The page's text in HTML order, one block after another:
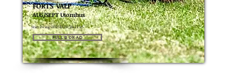
FORTS VALP
AUG/SEPT Utomhus
Start 24 aug 2025 kl 10:30-11:45
Fullbokad